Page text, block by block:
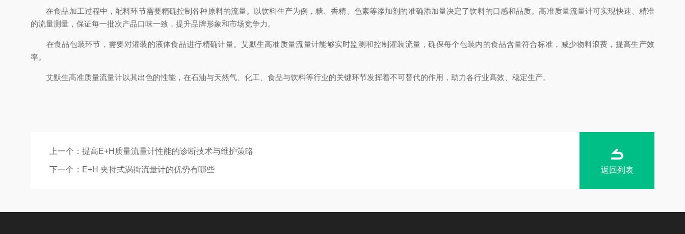
在食品加工过程中，配料环节需要精确控制各种原料的流量。以饮料生产为例，糖、香精、色素等添加剂的准确添加量决定了饮料的口感和品质。高准质量流量计可实现快速、精准
的流量测量，保证每一批次产品口味一致，提升品牌形象和市场竞争力。
在食品包装环节，需要对灌装的液体食品进行精确计量。艾默生高准质量流量计能够实时监测和控制灌装流量，确保每个包装内的食品含量符合标准，减少物料浪费，提高生产效
率。
艾默生高准质量流量计以其出色的性能，在石油与天然气、化工、食品与饮料等行业的关键环节发挥着不可替代的作用，助力各行业高效、稳定生产。
上一个： 提高E+H质量流量计性能的诊断技术与维护策略
下一个： E+H 夹持式涡街流量计的优势有哪些 返回列表